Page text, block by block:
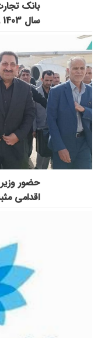
بانک
سال 1403 را تمدید کرد
حضور
اقدامی